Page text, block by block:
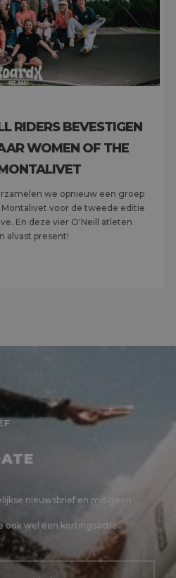
RIDERS BEVESTIGEN
WOMEN OF THE
we opnieuw een groep
voor de tweede editie
En deze vier O'Neill atleten
alvast present!
nieuwsbrief en mis geen
ook wel een kortingsactie.